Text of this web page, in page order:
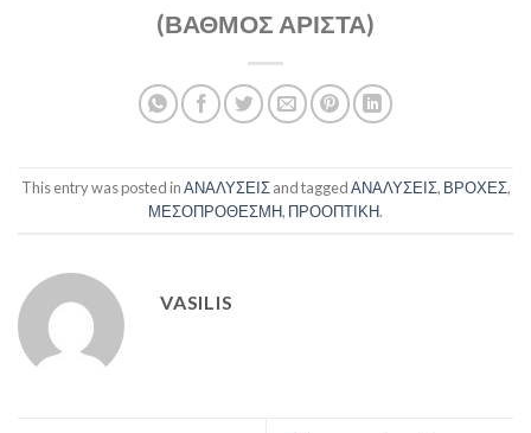
(ΒΑΘΜΟΣ ΑΡΙΣΤΑ)
This entry was posted inΑΝΑΛΥΣΕΙΣand taggedΑΝΑΛΥΣΕΙΣ, ΒΡΟΧΕΣ,
ΜΕΣΟΠΡΟΘΕΣΜΗ, ΠΡΟΟΠΤΙΚΗ.
VASILIS